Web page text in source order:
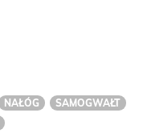
NAŁÓG
SAMOGWAŁT